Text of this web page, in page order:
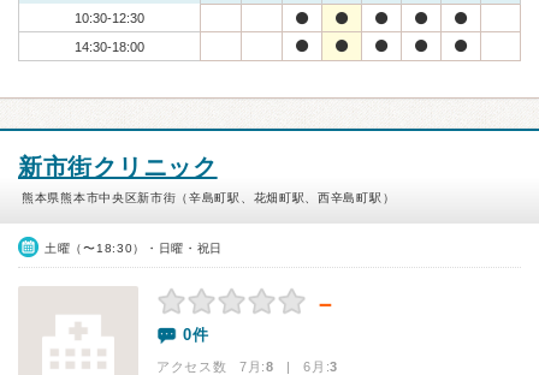
10:30-12:30
14:30-18:00
新市街クリニック
熊本県熊本市中央区新市街（辛島町駅、花畑町駅、西辛島町駅）
土曜（〜18:30）・日曜・祝日
－
0件
アクセス数 7月:8 | 6月:3